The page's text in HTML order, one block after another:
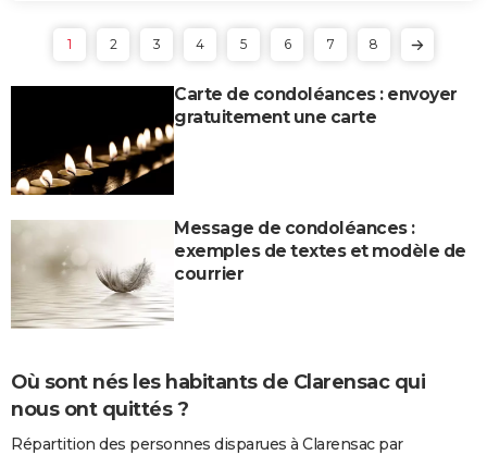
1 2 3 4 5 6 7 8
Carte de condoléances : envoyer
gratuitement une carte
Message de condoléances :
exemples de textes et modèle de
courrier
Où sont nés les habitants de Clarensac qui
nous ont quittés ?
Répartition des personnes disparues à Clarensac par